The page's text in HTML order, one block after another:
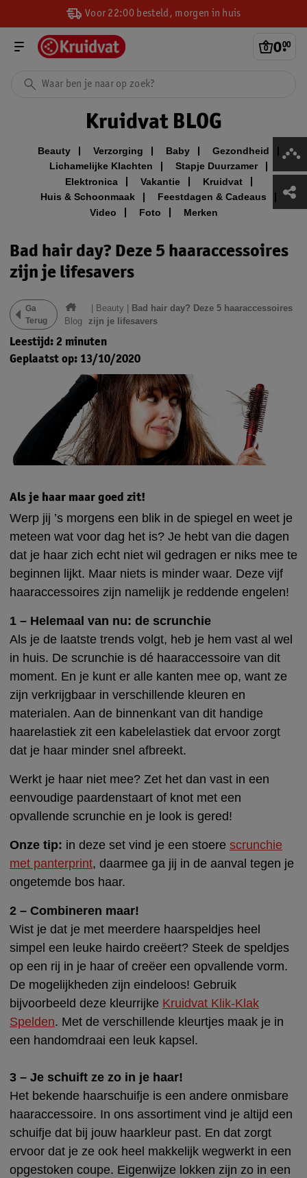
Voor 22:00 besteld, morgen in huis
0.
00
Kruidvat BLOG
Beauty Verzorging Baby
Gezondheid
Lichamelijke Klachten
Stapje Duurzamer
Elektronica
Vakantie
Kruidvat
Huis & Schoonmaak
Feestdagen & Cadeaus
Video
Foto Merken
Bad hair day? Deze 5 haaraccessoires
zijn je lifesavers
Ga
Terug
Blog
Beauty
Bad hair day? Deze 5 haaraccessoires
zijn je lifesavers
Leestijd: 2 minuten
Geplaatst op: 13/10/2020
Als je haar maar goed zit!
Werp jij ’s morgens een blik in de spiegel en weet je
meteen wat voor dag het is? Je hebt van die dagen
dat je haar zich echt niet wil gedragen er niks mee te
beginnen lijkt. Maar niets is minder waar. Deze vijf
haaraccessoires zijn namelijk je reddende engelen!
1 – Helemaal van nu: de scrunchie
Als je de laatste trends volgt, heb je hem vast al wel
in huis. De scrunchie is dé haaraccessoire van dit
moment. En je kunt er alle kanten mee op, want ze
zijn verkrijgbaar in verschillende kleuren en
materialen. Aan de binnenkant van dit handige
haarelastiek zit een kabelelastiek dat ervoor zorgt
dat je haar minder snel afbreekt.
Werkt je haar niet mee? Zet het dan vast in een
eenvoudige paardenstaart of knot met een
opvallende scrunchie en je look is gered!
Onze tip: in deze set vind je een stoere scrunchie
met panterprint, daarmee ga jij in de aanval tegen je
ongetemde bos haar.
2 – Combineren maar!
Wist je dat je met meerdere haarspeldjes heel
simpel een leuke hairdo creëert? Steek de speldjes
op een rij in je haar of creëer een opvallende vorm.
De mogelijkheden zijn eindeloos! Gebruik
bijvoorbeeld deze kleurrijke Kruidvat Klik-Klak
Spelden. Met de verschillende kleurtjes maak je in
een handomdraai een leuk kapsel.
3 – Je schuift ze zo in je haar!
Het bekende haarschuifje is een andere onmisbare
haaraccessoire. In ons assortiment vind je altijd een
schuifje dat bij jouw haarkleur past. En dat zorgt
ervoor dat je ze ook heel makkelijk wegwerkt in een
opgestoken coupe. Eigenwijze lokken zijn zo in een